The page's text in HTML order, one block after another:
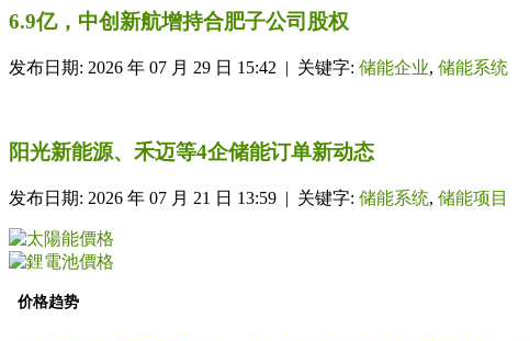
6.9亿，中创新航增持合肥子公司股权
发布日期: 2026 年 07 月 29 日 15:42 | 关键字: 储能企业, 储能系统
阳光新能源、禾迈等4企储能订单新动态
发布日期: 2026 年 07 月 21 日 13:59 | 关键字: 储能系统, 储能项目
价格趋势